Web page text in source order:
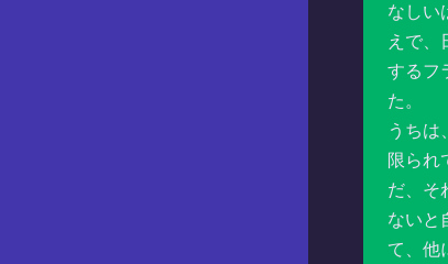
なし
えで、
するフ
た。
うちは
限ら
だ、そ
ないと
て、他